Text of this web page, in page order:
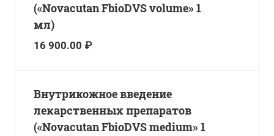
(«Novacutan FbioDVS volume» 1
мл)
16 900.00 ₽
Внутрикожное введение
лекарственных препаратов
(«Novacutan FbioDVS medium» 1